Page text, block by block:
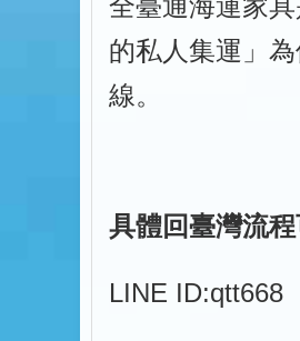
全臺通海運家
的私人集運」
線。
具體回臺灣流
LINE ID:qtt668